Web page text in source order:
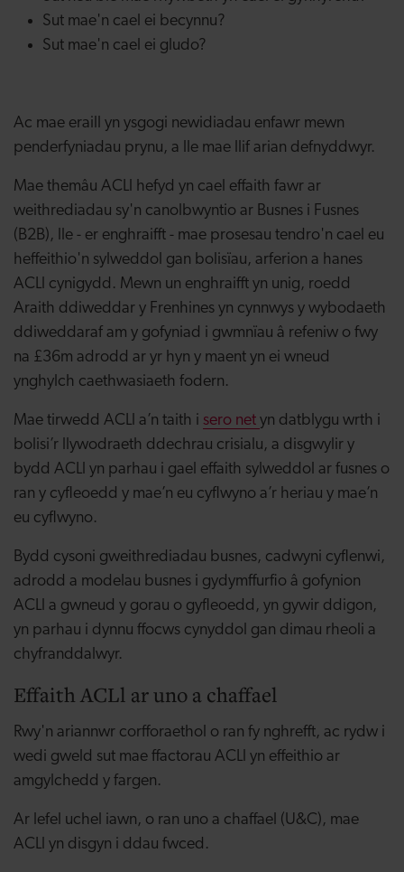
Sut mae'n cael ei becynnu?
Sut mae'n cael ei gludo?
Ac mae eraill yn ysgogi newidiadau enfawr mewn
penderfyniadau prynu, a lle mae llif arian defnyddwyr.
Mae themâu ACLl hefyd yn cael effaith fawr ar
weithrediadau sy'n canolbwyntio ar Busnes i Fusnes
(B2B), lle - er enghraifft - mae prosesau tendro'n cael eu
heffeithio'n sylweddol gan bolisïau, arferion a hanes
ACLl cynigydd. Mewn un enghraifft yn unig, roedd
Araith ddiweddar y Frenhines yn cynnwys y wybodaeth
ddiweddaraf am y gofyniad i gwmnïau â refeniw o fwy
na £36m adrodd ar yr hyn y maent yn ei wneud
ynghylch caethwasiaeth fodern.
Mae tirwedd ACLl a’n taith i sero net yn datblygu wrth i
bolisi’r llywodraeth ddechrau crisialu, a disgwylir y
bydd ACLl yn parhau i gael effaith sylweddol ar fusnes o
ran y cyfleoedd y mae’n eu cyflwyno a’r heriau y mae’n
eu cyflwyno.
Bydd cysoni gweithrediadau busnes, cadwyni cyflenwi,
adrodd a modelau busnes i gydymffurfio â gofynion
ACLl a gwneud y gorau o gyfleoedd, yn gywir ddigon,
yn parhau i dynnu ffocws cynyddol gan dimau rheoli a
chyfranddalwyr.
Effaith ACLl ar uno a chaffael
Rwy'n ariannwr corfforaethol o ran fy nghrefft, ac rydw i
wedi gweld sut mae ffactorau ACLl yn effeithio ar
amgylchedd y fargen.
Ar lefel uchel iawn, o ran uno a chaffael (U&C), mae
ACLl yn disgyn i ddau fwced.